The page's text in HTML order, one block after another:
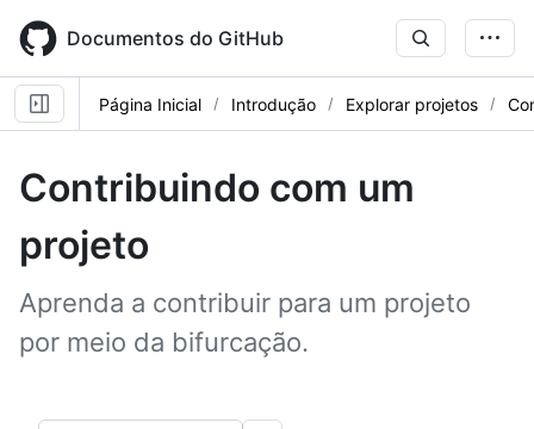
main
content
Documentos do GitHub
Página Inicial Introdução Explorar projetos
Contribuindo com um
projeto
Aprenda a contribuir para um projeto
por meio da bifurcação.